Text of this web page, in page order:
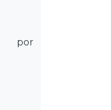
por